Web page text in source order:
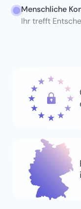
Menschliche
Ihr trefft